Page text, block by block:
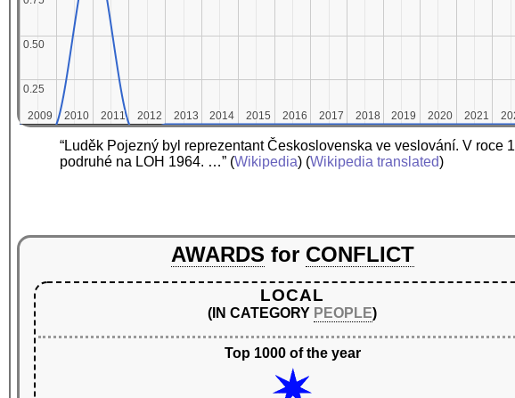
2009
2009 2010
2010 2011
2011 2012
2012 2013
2013 2014
2014 2015
2015 2016
2016 2017
2017 2018
2018 2019
2019 2020
2020 2021
2021
0.25
0.25
0.50
0.50
“Luděk Pojezný byl reprezentant Československa ve veslování. V
podruhé na LOH 1964. …” (Wikipedia) (Wikipedia translated)
AWARDS for CONFLICT
LOCAL
(IN CATEGORY PEOPLE)
Top 1000 of the year